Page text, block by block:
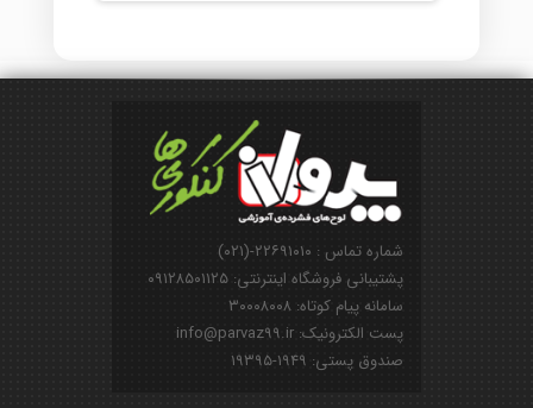
شماره تماس : ۲۲۶۹۱۰۱۰-(۰۲۱)
پشتیبانی فروشگاه اینترنتی: ۰۹۱۲۸۵۰۱۱۲۵
سامانه پیام کوتاه: ۳۰۰۰۸۰۰۸
پست الکترونیک: info@parvaz99.ir
صندوق پستی: ۱۹۴۹-۱۹۳۹۵